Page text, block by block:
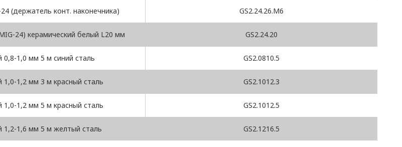
(держатель конт. наконечника) GS2.24.26.M6
24) керамический белый L20 мм GS2.24.20
1,0 мм 5 м синий сталь GS2.0810.5
1,2 мм 3 м красный сталь GS2.1012.3
1,2 мм 5 м красный сталь GS2.1012.5
1,2-1,6 мм 5 м желтый сталь GS2.1216.5